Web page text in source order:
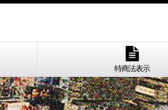
特商法表示